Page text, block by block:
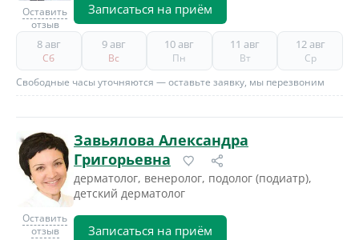
Оставить
отзыв
Записаться на приём
8 авг
Сб
9 авг
Вс
10 авг
Пн
11 авг
Вт
12 авг
Ср
Свободные часы уточняются — оставьте заявку, мы перезвоним
Оставить
отзыв
Завьялова Александра
Григорьевна
дерматолог, венеролог, подолог (подиатр),
детский дерматолог
Записаться на приём